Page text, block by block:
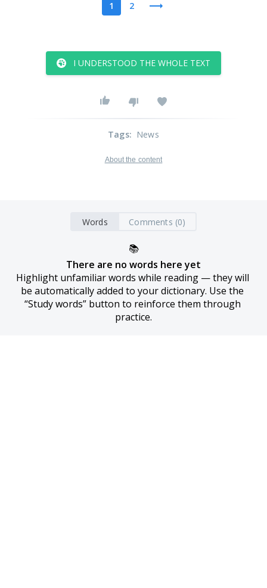
1 2
I UNDERSTOOD THE WHOLE TEXT
Tags: News
About the content
Words Comments (0)
📚
There are no words here yet
Highlight unfamiliar words while reading — they will
be automatically added to your dictionary. Use the
“Study words” button to reinforce them through
practice.